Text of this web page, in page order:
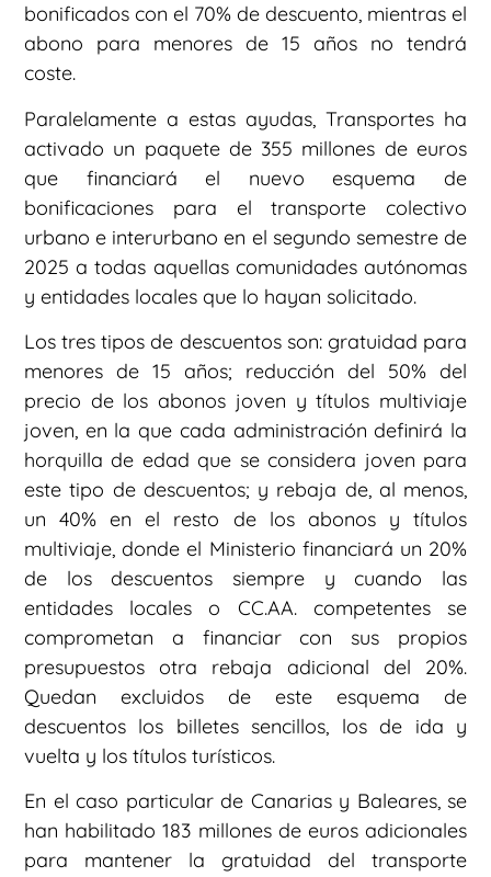
bonificados con el 70% de descuento, mientras el
abono para menores de 15 años no tendrá
coste.
Paralelamente a estas ayudas, Transportes ha
activado un paquete de 355 millones de euros
que financiará el nuevo esquema de
bonificaciones para el transporte colectivo
urbano e interurbano en el segundo semestre de
2025 a todas aquellas comunidades autónomas
y entidades locales que lo hayan solicitado.
Los tres tipos de descuentos son: gratuidad para
menores de 15 años; reducción del 50% del
precio de los abonos joven y títulos multiviaje
joven, en la que cada administración definirá la
horquilla de edad que se considera joven para
este tipo de descuentos; y rebaja de, al menos,
un 40% en el resto de los abonos y títulos
multiviaje, donde el Ministerio financiará un 20%
de los descuentos siempre y cuando las
entidades locales o CC.AA. competentes se
comprometan a financiar con sus propios
presupuestos otra rebaja adicional del 20%.
Quedan excluidos de este esquema de
descuentos los billetes sencillos, los de ida y
vuelta y los títulos turísticos.
En el caso particular de Canarias y Baleares, se
han habilitado 183 millones de euros adicionales
para mantener la gratuidad del transporte